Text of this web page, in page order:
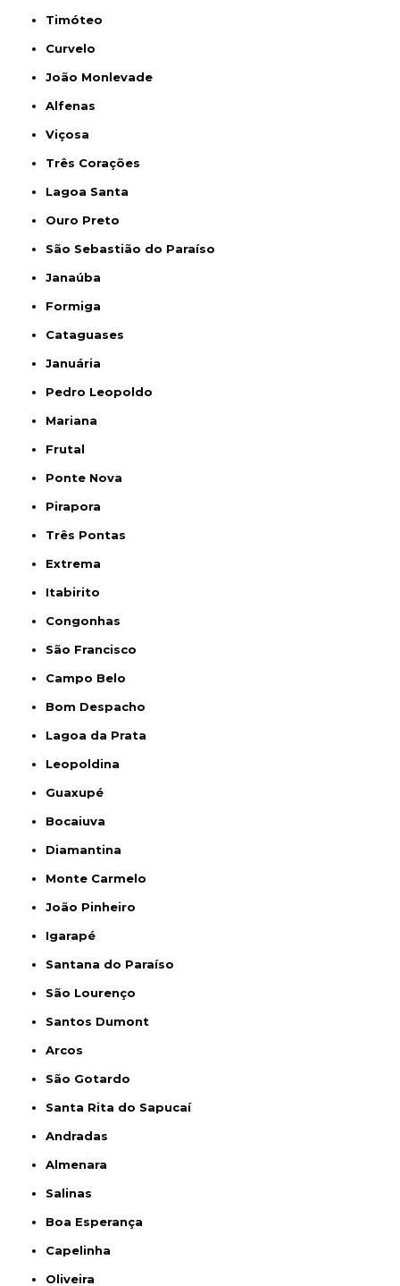
Timóteo
Curvelo
João Monlevade
Alfenas
Viçosa
Três Corações
Lagoa Santa
Ouro Preto
São Sebastião do Paraíso
Janaúba
Formiga
Cataguases
Januária
Pedro Leopoldo
Mariana
Frutal
Ponte Nova
Pirapora
Três Pontas
Extrema
Itabirito
Congonhas
São Francisco
Campo Belo
Bom Despacho
Lagoa da Prata
Leopoldina
Guaxupé
Bocaiuva
Diamantina
Monte Carmelo
João Pinheiro
Igarapé
Santana do Paraíso
São Lourenço
Santos Dumont
Arcos
São Gotardo
Santa Rita do Sapucaí
Andradas
Almenara
Salinas
Boa Esperança
Capelinha
Oliveira